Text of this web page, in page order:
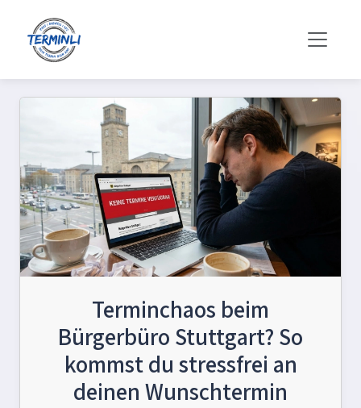
Terminchaos beim
Bürgerbüro Stuttgart? So
kommst du stressfrei an
deinen Wunschtermin